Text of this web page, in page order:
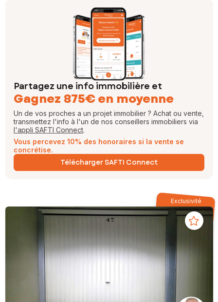
Partagez une info immobilière et
Gagnez 875€ en moyenne
Un de vos proches a un projet immobilier ? Achat ou vente,
transmettez l'info à l'un de nos conseillers immobiliers via
l'appli SAFTI Connect.
Vous percevez 10% des honoraires si la vente se
concrétise.
Télécharger SAFTI Connect
Exclusivité